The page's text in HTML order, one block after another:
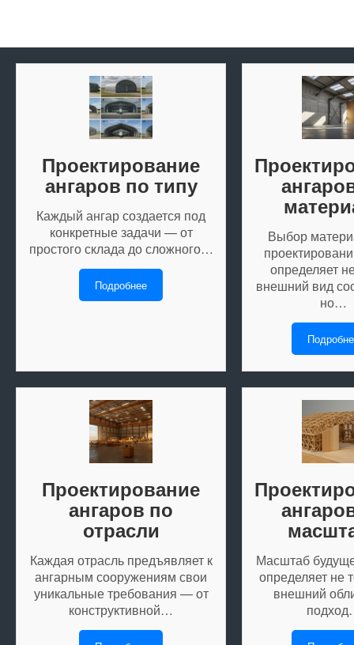
Проектирование
ангаров по типу
Каждый ангар создается под
конкретные задачи — от
простого склада до сложного…
Подробнее
Выбор
определяет
внешний вид
но…
Проектирование
ангаров по
отрасли
Каждая отрасль предъявляет к
ангарным сооружениям свои
уникальные требования — от
конструктивной…
Масштаб
определяет не
внешний